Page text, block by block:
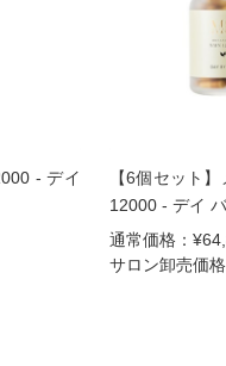
- デイ
【6個セット
12000 - デイ
通常価格：
サロン卸売価